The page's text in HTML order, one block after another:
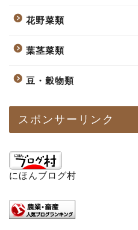
花野菜類
葉茎菜類
豆・穀物類
スポンサーリンク
にほんブログ村